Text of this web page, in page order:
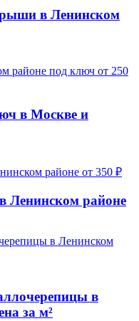
в Ленинском
от 250
в Москве и
от 350 ₽
Ленинском районе
в
за м²